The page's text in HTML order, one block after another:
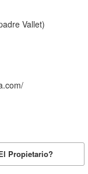
Vallet)
Propietario?